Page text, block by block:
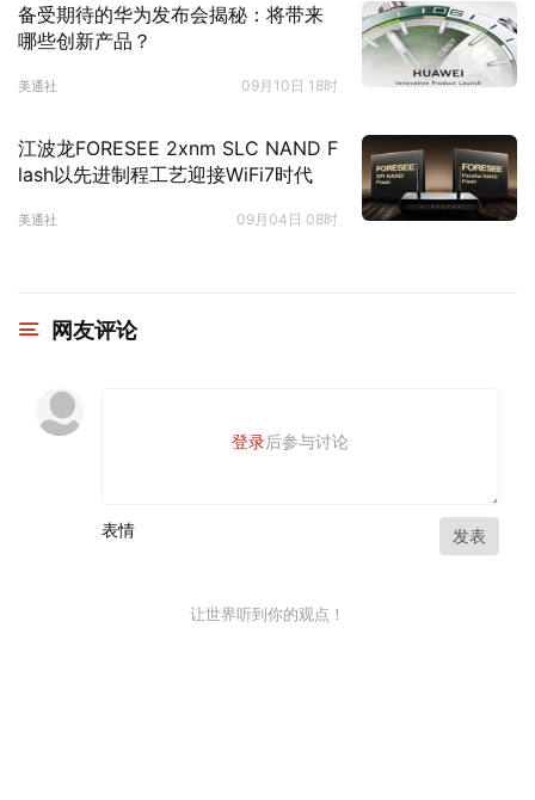
备受期待的华为发布会揭秘：将带来
哪些创新产品？
美通社 09月10日 18时
江波龙FORESEE 2xnm SLC NAND F
lash以先进制程工艺迎接WiFi7时代
美通社 09月04日 08时
网友评论
登录后参与讨论
表情 发表
让世界听到你的观点！